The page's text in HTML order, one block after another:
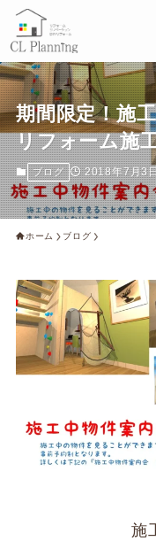
期間限定！施
リフォーム施
ブログ 2018年7月3
ホーム ブログ
施